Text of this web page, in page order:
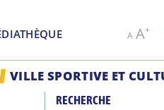
Afont
A
VILLE SPORTIVE ET
RECHERCHE